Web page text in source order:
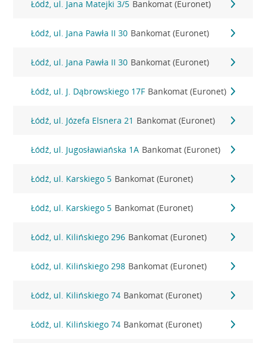
Łódź, ul. Jana Matejki 3/5 Bankomat (Euronet)
Łódź, ul. Jana Pawła II 30 Bankomat (Euronet)
Łódź, ul. Jana Pawła II 30 Bankomat (Euronet)
Łódź, ul. J. Dąbrowskiego 17F Bankomat (Euronet)
Łódź, ul. Józefa Elsnera 21 Bankomat (Euronet)
Łódź, ul. Jugosławiańska 1A Bankomat (Euronet)
Łódź, ul. Karskiego 5 Bankomat (Euronet)
Łódź, ul. Karskiego 5 Bankomat (Euronet)
Łódź, ul. Kilińskiego 296 Bankomat (Euronet)
Łódź, ul. Kilińskiego 298 Bankomat (Euronet)
Łódź, ul. Kilińskiego 74 Bankomat (Euronet)
Łódź, ul. Kilińskiego 74 Bankomat (Euronet)